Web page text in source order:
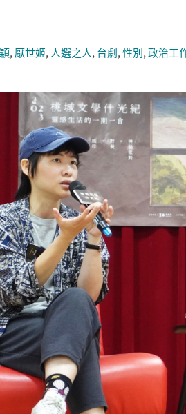
, 厭世姬, 人選之人, 台劇,性別,政治工